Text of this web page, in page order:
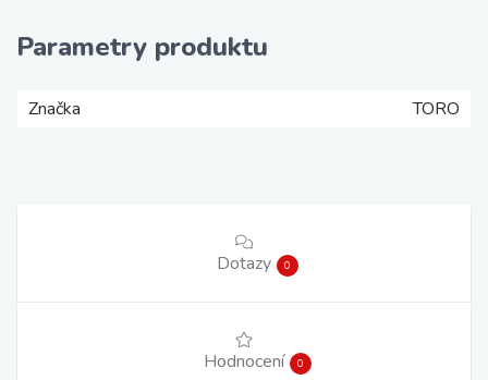
Parametry produktu
Značka TORO
Dotazy 0
Hodnocení 0